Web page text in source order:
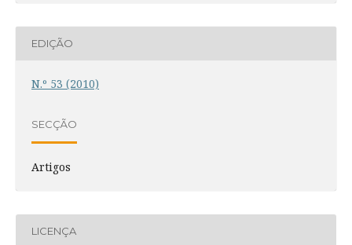
EDIÇÃO
N.º 53 (2010)
SECÇÃO
Artigos
LICENÇA